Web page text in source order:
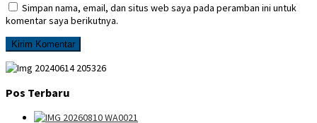
Simpan nama, email, dan situs web saya pada peramban ini untuk
komentar saya berikutnya.
Pos Terbaru